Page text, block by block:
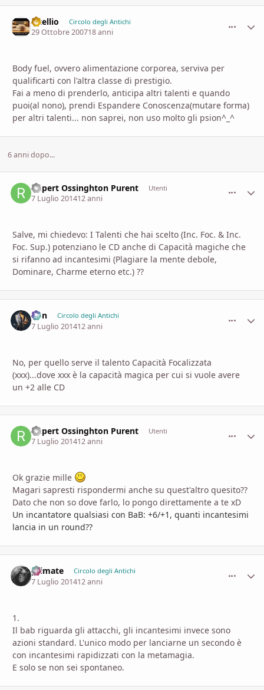
vitellio Circolo degli Antichi
29 Ottobre 200718 anni
Body fuel, ovvero alimentazione corporea, serviva per
qualificarti con l'altra classe di prestigio.
Fai a meno di prenderlo, anticipa altri talenti e quando
puoi(al nono), prendi Espandere Conoscenza(mutare forma)
per altri talenti... non saprei, non uso molto gli psion^_^
6 anni dopo...
Rupert Ossinghton Purent Utenti
7 Luglio 201412 anni
Salve, mi chiedevo: I Talenti che hai scelto (Inc. Foc. & Inc.
Foc. Sup.) potenziano le CD anche di Capacità magiche che
si rifanno ad incantesimi (Plagiare la mente debole,
Dominare, Charme eterno etc.) ??
Von Circolo degli Antichi
7 Luglio 201412 anni
No, per quello serve il talento Capacità Focalizzata
(xxx)...dove xxx è la capacità magica per cui si vuole avere
un +2 alle CD
Rupert Ossinghton Purent Utenti
7 Luglio 201412 anni
Ok grazie mille
Magari sapresti rispondermi anche su quest'altro quesito??
Dato che non so dove farlo, lo pongo direttamente a te xD
Un incantatore qualsiasi con BaB: +6/+1, quanti incantesimi
lancia in un round??
primate Circolo degli Antichi
7 Luglio 201412 anni
1.
Il bab riguarda gli attacchi, gli incantesimi invece sono
azioni standard. L'unico modo per lanciarne un secondo è
con incantesimi rapidizzati con la metamagia.
E solo se non sei spontaneo.